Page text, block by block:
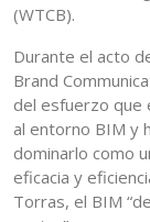
(WTCB).
Durante el acto
Brand
del esfuerzo que
al entorno BIM y
dominarlo como
eficacia y
Torras, el BIM